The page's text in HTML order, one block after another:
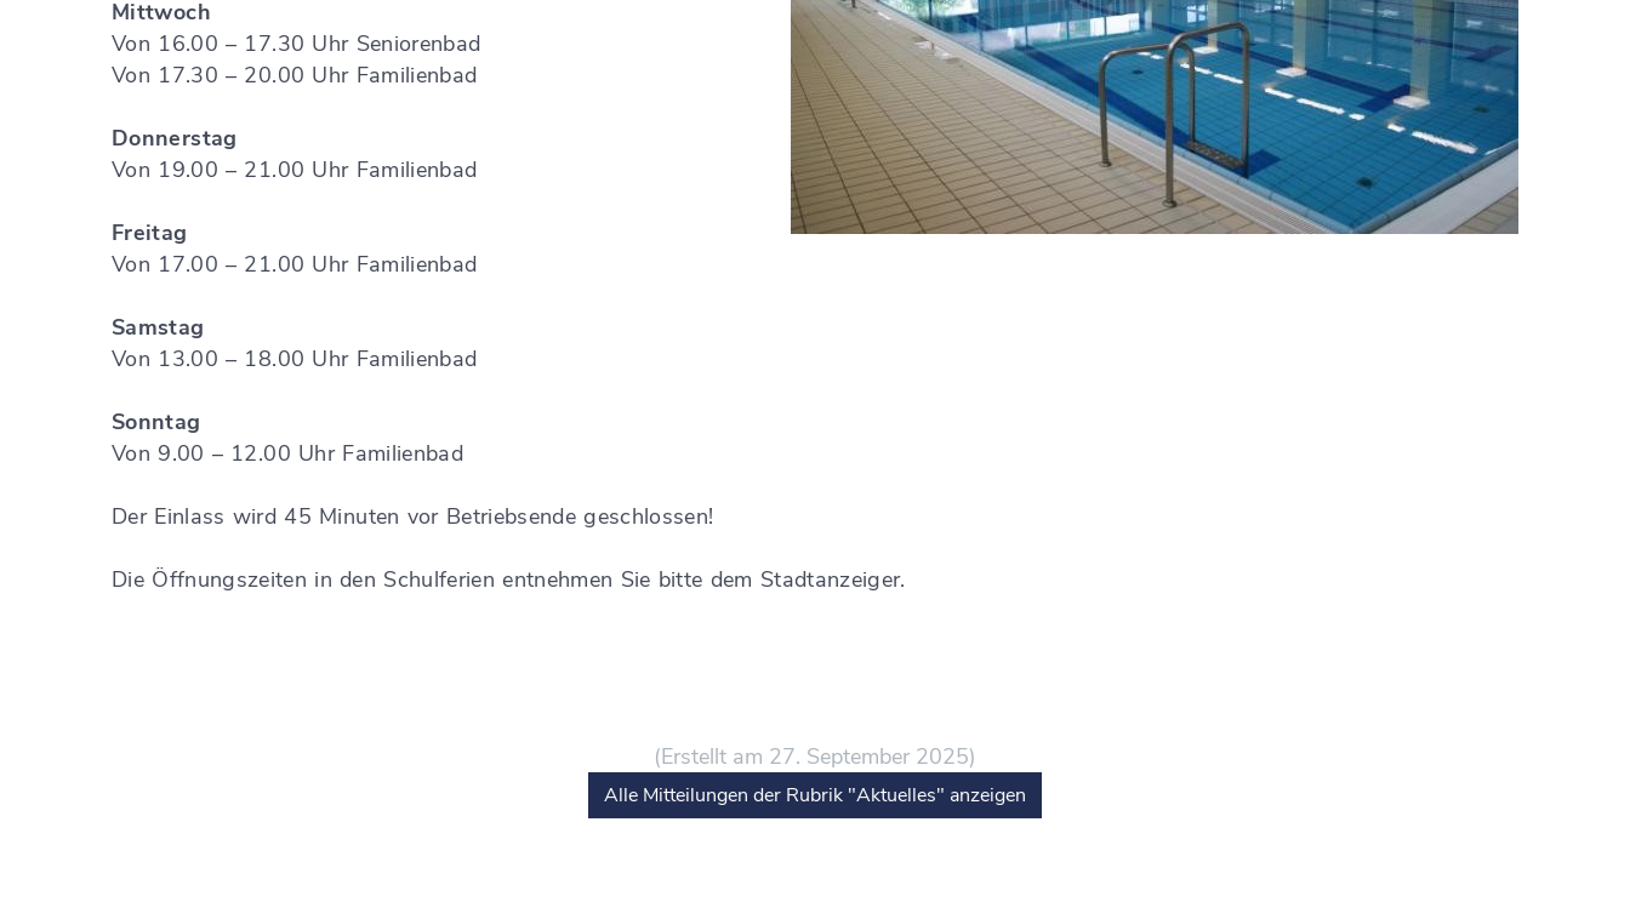
Mittwoch
Von 16.00 – 17.30 Uhr Seniorenbad
Von 17.30 – 20.00 Uhr Familienbad
Donnerstag
Von 19.00 – 21.00 Uhr Familienbad
Freitag
Von 17.00 – 21.00 Uhr Familienbad
Samstag
Von 13.00 – 18.00 Uhr Familienbad
Sonntag
Von 9.00 – 12.00 Uhr Familienbad
Der Einlass wird 45 Minuten vor Betriebsende geschlossen!
Die Öffnungszeiten in den Schulferien entnehmen Sie bitte dem Stadtanzeiger.
(Erstellt am 27. September 2025)
Alle Mitteilungen der Rubrik "Aktuelles" anzeigen